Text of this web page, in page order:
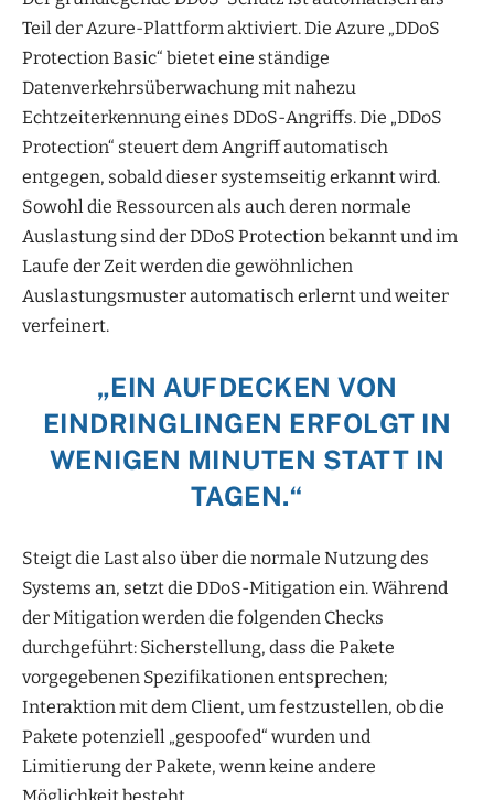
Teil der Azure-Plattform aktiviert. Die Azure „DDoS
Protection Basic“ bietet eine ständige
Datenverkehrsüberwachung mit nahezu
Echtzeiterkennung eines DDoS-Angriffs. Die „DDoS
Protection“ steuert dem Angriff automatisch
entgegen, sobald dieser systemseitig erkannt wird.
Sowohl die Ressourcen als auch deren normale
Auslastung sind der DDoS Protection bekannt und im
Laufe der Zeit werden die gewöhnlichen
Auslastungsmuster automatisch erlernt und weiter
verfeinert.
„EIN AUFDECKEN VON
EINDRINGLINGEN ERFOLGT IN
WENIGEN MINUTEN STATT IN
TAGEN.“
Steigt die Last also über die normale Nutzung des
Systems an, setzt die DDoS-Mitigation ein. Während
der Mitigation werden die folgenden Checks
durchgeführt: Sicherstellung, dass die Pakete
vorgegebenen Spezifikationen entsprechen;
Interaktion mit dem Client, um festzustellen, ob die
Pakete potenziell „gespoofed“ wurden und
Limitierung der Pakete, wenn keine andere